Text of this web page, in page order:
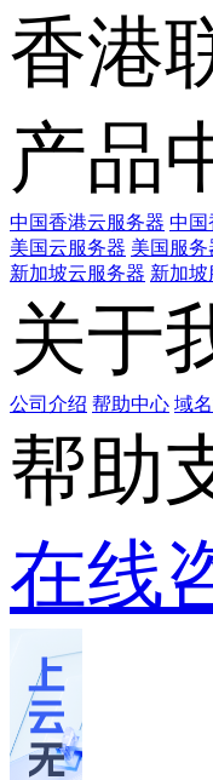
香港
产品
中国香港云服务器 中国
美国云服务器 美国服务
新加坡云服务器 新加坡
关于
公司介绍 帮助中心 域
帮助
在线